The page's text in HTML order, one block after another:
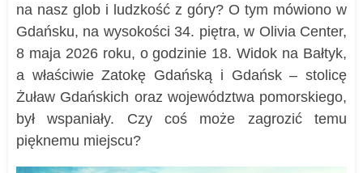
na nasz glob i ludzkość z góry? O tym mówiono w
Gdańsku, na wysokości 34. piętra, w Olivia Center,
8 maja 2026 roku, o godzinie 18. Widok na Bałtyk,
a właściwie Zatokę Gdańską i Gdańsk – stolicę
Żuław Gdańskich oraz województwa pomorskiego,
był wspaniały. Czy coś może zagrozić temu
pięknemu miejscu?